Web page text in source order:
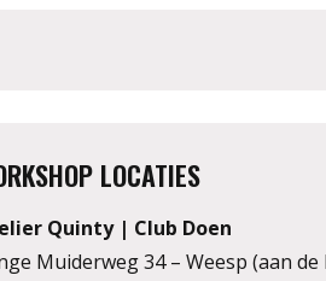
LOCATIES
Quinty | Club Doen
Muiderweg 34 – Weesp (aan